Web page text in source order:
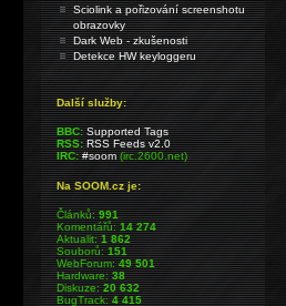
Sciolink a pořizování screenshotu
obrazovky
Dark Web - zkušenosti
Detekce HW keyloggeru
Další služby:
BBC: Supported Tags
RSS: RSS Feeds v2.0
IRC: #soom(irc.2600.net)
Na SOOM.cz je:
Článků:991
Komentářů:14 274
Aktualit:1 862
Souborů:151
WebForum:49 501
Hardware:38
Diskuze:20 632
BugTrack:4 415